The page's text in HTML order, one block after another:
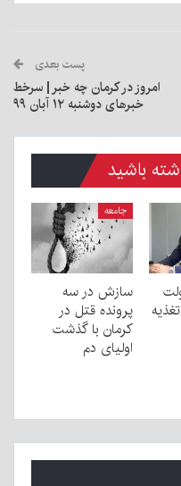
پست بعدی
امروز در کرمان چه خبر | سرخط
خبرهای دوشنبه ۱۲ آبان ۹۹
باشید
جامعه
سازش در سه
پرونده قتل در
کرمان با گذشت
اولیای دم